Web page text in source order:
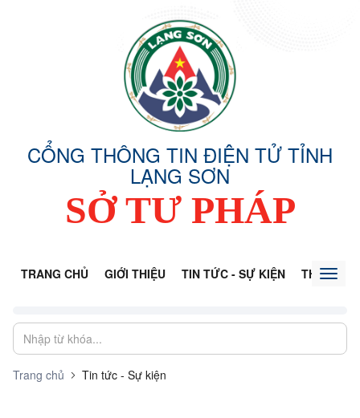
CỔNG THÔNG TIN ĐIỆN TỬ TỈNH
LẠNG SƠN
SỞ TƯ PHÁP
TRANG CHỦ GIỚI THIỆU TIN TỨC - SỰ KIỆN THÔNG
Trang chủ Tin tức - Sự kiện